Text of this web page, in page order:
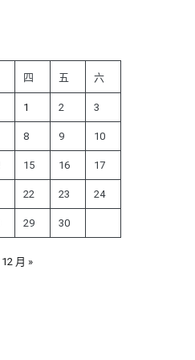
四 五 六
1 2 3
8 9 10
15 16 17
22 23 24
29 30
12 月 »